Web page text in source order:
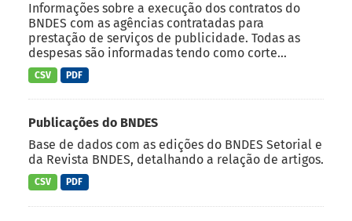
Informações sobre a execução dos contratos do
BNDES com as agências contratadas para
prestação de serviços de publicidade. Todas as
despesas são informadas tendo como corte...
CSV PDF
Publicações do BNDES
Base de dados com as edições do BNDES Setorial e
da Revista BNDES, detalhando a relação de artigos.
CSV PDF